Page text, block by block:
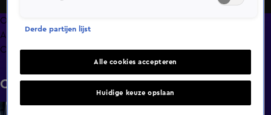
Overzicht
Afleveringen
Clips
Clips
2:27 Davina Michelle & Jimmy Cool - Avastar
Derde partijen lijst
Alle cookies accepteren
Huidige keuze opslaan